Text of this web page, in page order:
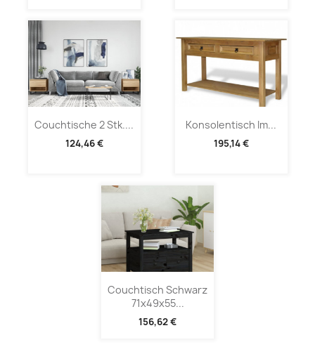
Couchtische 2 Stk....
124,46 €
Konsolentisch Im...
195,14 €
Couchtisch Schwarz
71x49x55...
156,62 €